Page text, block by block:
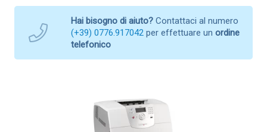
Hai bisogno di aiuto? Contattaci al numero
(+39) 0776.917042 per effettuare un ordine
telefonico